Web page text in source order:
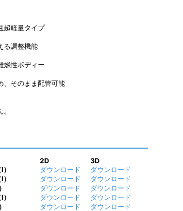
超軽量タイプ
る調整機能
燃性ボディー
、そのまま配管可能
2D
3D
ダウンロード
ダウンロード
ダウンロード
ダウンロード
ダウンロード
ダウンロード
ダウンロード
ダウンロード
ダウンロード ダウンロード